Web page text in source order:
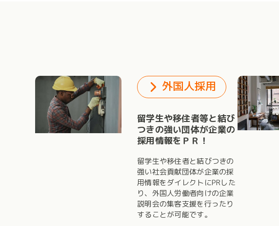
外国人採用
留学生や移住者等と結び
つきの強い団体が企業の
採用情報をＰＲ！
留学生や移住者と結びつきの
強い社会貢献団体が企業の採
用情報をダイレクトにPRした
り、外国人労働者向けの企業
説明会の集客支援を行ったり
することが可能です。